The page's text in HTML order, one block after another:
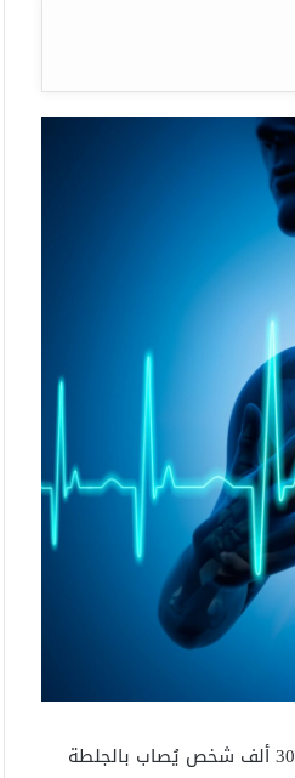
نعم، يمكن أن تتكرر الجلطة القلبية مرة أخرى، وبحسب الإحصائيات فإن أكثر من 300 ألف شخص يُصاب بالجلطة